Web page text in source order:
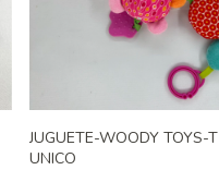
JUGUETE-WOODY TOYS-T
UNICO